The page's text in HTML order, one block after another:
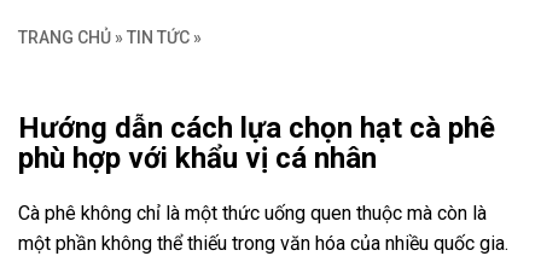
TRANG CHỦ » TIN TỨC »
Hướng dẫn cách lựa chọn hạt cà phê
phù hợp với khẩu vị cá nhân
Cà phê không chỉ là một thức uống quen thuộc mà còn là
một phần không thể thiếu trong văn hóa của nhiều quốc gia.